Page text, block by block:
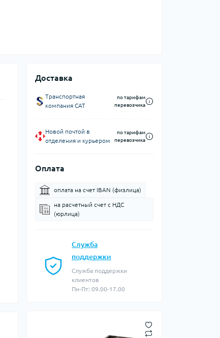
Доставка
Транспортная
компания CAT
по тарифам
перевозчика
Новой почтой в
отделения и курьером
по тарифам
перевозчика
Оплата
оплата на счет IBAN (физлица)
на расчетный счет c НДС
(юрлица)
Служба
поддержки
Служба поддержки
клиентов
Пн-Пт: 09.00-17.00